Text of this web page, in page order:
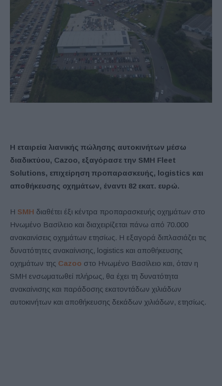
Η εταιρεία λιανικής πώλησης αυτοκινήτων μέσω
διαδικτύου, Cazoo, εξαγόρασε την SMH Fleet
Solutions, επιχείρηση προπαρασκευής, logistics και
αποθήκευσης οχημάτων, έναντι 82 εκατ. ευρώ.
Η SMH διαθέτει έξι κέντρα προπαρασκευής οχημάτων στο
Ηνωμένο Βασίλειο και διαχειρίζεται πάνω από 70.000
ανακαινίσεις οχημάτων ετησίως. Η εξαγορά διπλασιάζει τις
δυνατότητες ανακαίνισης, logistics και αποθήκευσης
οχημάτων της Cazoo στο Ηνωμένο Βασίλειο και, όταν η
SMH ενσωματωθεί πλήρως, θα έχει τη δυνατότητα
ανακαίνισης και παράδοσης εκατοντάδων χιλιάδων
αυτοκινήτων και αποθήκευσης δεκάδων χιλιάδων, ετησίως.